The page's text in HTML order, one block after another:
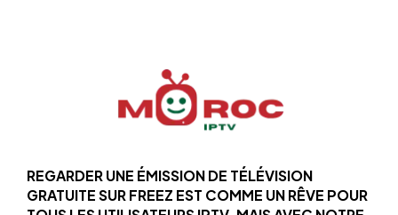
REGARDER UNE ÉMISSION DE TÉLÉVISION
GRATUITE SUR FREEZ EST COMME UN RÊVE POUR